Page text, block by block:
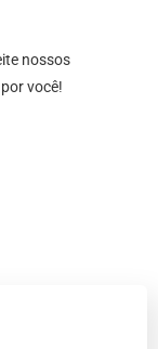
nossos
você!